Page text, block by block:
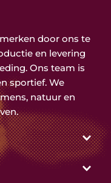
door ons te
en levering
Ons team is
sportief. We
natuur en